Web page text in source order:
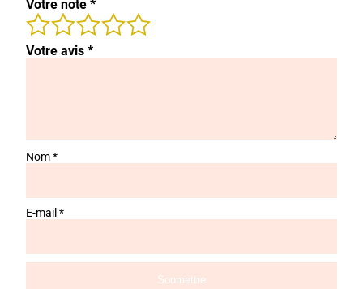
Votre note *
Votre avis *
Nom*
E-mail *